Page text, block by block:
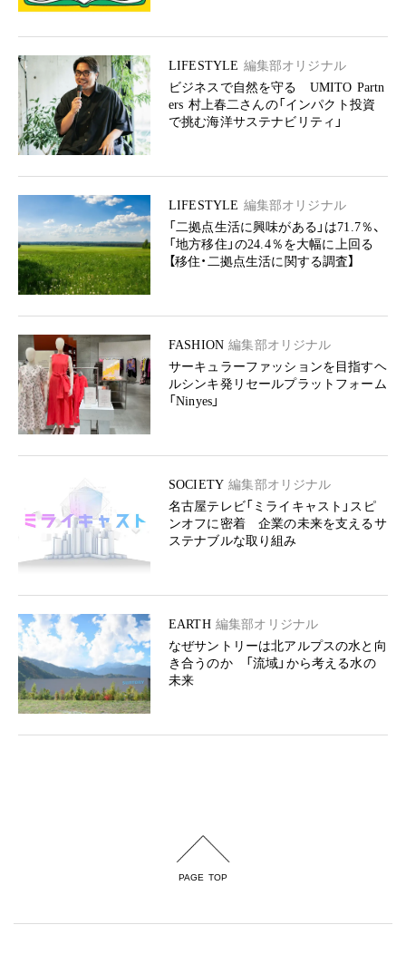
LIFESTYLE 編集部オリジナル
ビジネスで自然を守る UMITO Partn
ers 村上春二さんの「インパクト投資
で挑む海洋サステナビリティ」
LIFESTYLE 編集部オリジナル
「二拠点生活に興味がある」は71.7％、
「地方移住」の24.4％を大幅に上回る
【移住・二拠点生活に関する調査】
FASHION 編集部オリジナル
サーキュラーファッションを目指すヘ
ルシンキ発リセールプラットフォーム
「Ninyes」
SOCIETY 編集部オリジナル
名古屋テレビ「ミライキャスト」スピ
ンオフに密着 企業の未来を支えるサ
ステナブルな取り組み
EARTH 編集部オリジナル
なぜサントリーは北アルプスの水と向
き合うのか 「流域」から考える水の
未来
PAGE TOP